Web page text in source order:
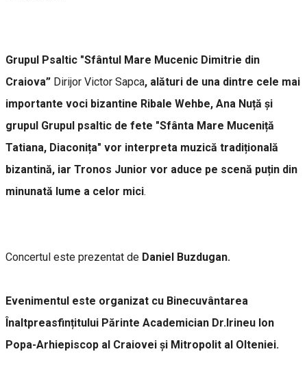
Grupul Psaltic "Sfântul Mare Mucenic Dimitrie din
Craiova” Dirijor Victor Sapca, alături de una dintre cele mai
importante voci bizantine Ribale Wehbe, Ana Nuță și
grupul Grupul psaltic de fete "Sfânta Mare Muceniță
Tatiana, Diaconița" vor interpreta muzică tradițională
bizantină, iar Tronos Junior vor aduce pe scenă puțin din
minunată lume a celor mici.
Concertul este prezentat de Daniel Buzdugan.
Evenimentul este organizat cu Binecuvântarea
Înaltpreasfințitului Părinte Academician Dr.Irineu Ion
Popa-Arhiepiscop al Craiovei și Mitropolit al Olteniei.